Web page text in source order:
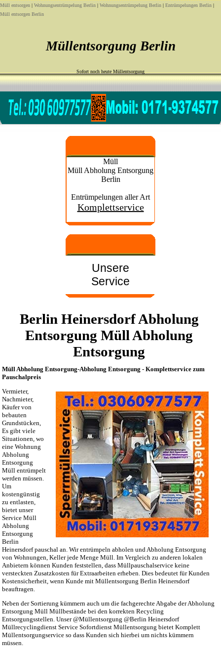
Müll entsorgen | Wohnungsentrümpelung Berlin | Wohnungsentrümpelung Berlin | Entrümpelungen Berlin |
Müll entsorgen Berlin
Müllentsorgung Berlin
Sofort noch heute Müllentsorgung
Müll
Müll Abholung Entsorgung
Berlin
Entrümpelungen aller Art
Komplettservice
Unsere
Service
Berlin Heinersdorf Abholung
Entsorgung Müll Abholung
Entsorgung
Müll Abholung Entsorgung-Abholung Entsorgung - Komplettservice zum
Pauschalpreis
Vermieter,
Nachmieter,
Käufer von
bebauten
Grundstücken,
Es gibt viele
Situationen, wo
eine Wohnung
Abholung
Entsorgung
Müll entrümpelt
werden müssen.
Um
kostengünstig
zu entlasten,
bietet unser
Service Müll
Abholung
Entsorgung
Berlin
Heinersdorf pauschal an. Wir entrümpeln abholen und Abholung Entsorgung
von Wohnungen, Keller jede Menge Müll. Im Vergleich zu anderen lokalen
Anbietern können Kunden feststellen, dass Müllpauschalservice keine
versteckten Zusatzkosten für Extraarbeiten erheben. Dies bedeutet für Kunden
Kostensicherheit, wenn Kunde mit Müllentsorgung Berlin Heinersdorf
beauftragen.
Neben der Sortierung kümmern auch um die fachgerechte Abgabe der Abholung
Entsorgung Müll Müllbestände bei den korrekten Recycling
Entsorgungsstellen. Unser @Müllentsorgung @Berlin Heinersdorf
Müllrecyclingdienst Service Sofortdienst Müllentsorgung bietet Komplett
Müllentsorgungservice so dass Kunden sich hierbei um nichts kümmern
müssen.